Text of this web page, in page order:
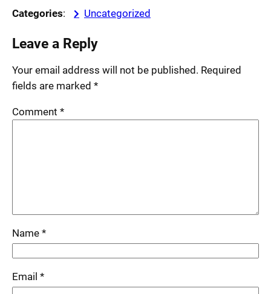
Categories: Uncategorized
Leave a Reply
Your email address will not be published. Required
fields are marked *
Comment *
Name *
Email *